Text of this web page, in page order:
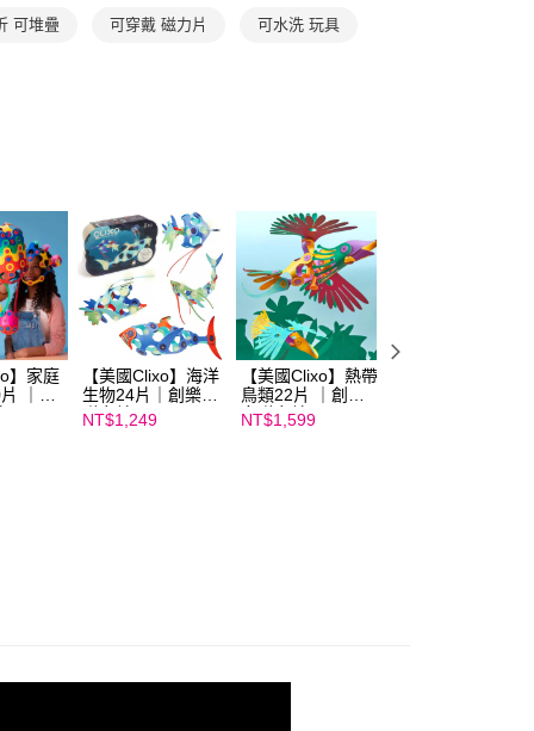
付款使用「大哥付你分期」之契約關係目的，商店將以您的個人
成功請以「AFTEE先享後付 」之結帳頁面顯示為準，若有關於
terms/#terms3
的使用者請事先徵得法定代理人或監護人之同意方可使用
後付」，若未經同意申辦者引起之損失，本公司不負相關責
先享後付」時，將依據個別帳號之用戶狀況，依本公司
不同之上限額度；若仍有額度不足之情形，本公司將視審查
進行身份認證。
註冊多個帳號或使用他人資訊註冊。若發現惡意使用之情
股份有限公司將有權停止該用戶之使用額度並採取法律行
可堆疊 可穿戴 磁力片 可水洗 玩具
】家庭
｜創
【美國Clixo】海洋
生物24片｜創樂多
磁力片
NT$1,249
【美國Clixo】熱帶
鳥類22片 ｜創樂
多磁力片
NT$1,599